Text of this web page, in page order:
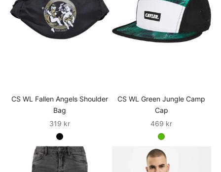
CS WL Fallen Angels Shoulder
Bag
Sale
319 kr
CS WL Green Jungle Camp
Cap
Sale
469 kr